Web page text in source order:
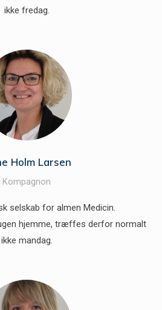
ikke fredag.
Holm Larsen
Kompagnon
selskab for almen Medicin.
hjemme, træffes derfor normalt
ikke mandag.